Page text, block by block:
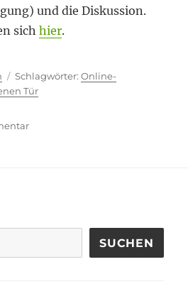
und die Diskussion.
sichhier.
Schlagwörter
Online-
Tür
zu
SUCHEN